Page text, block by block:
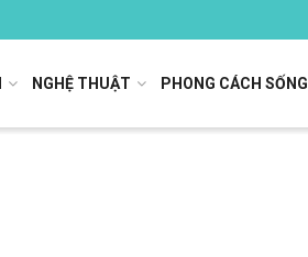
NGHỆ THUẬT PHONG CÁCH SỐNG